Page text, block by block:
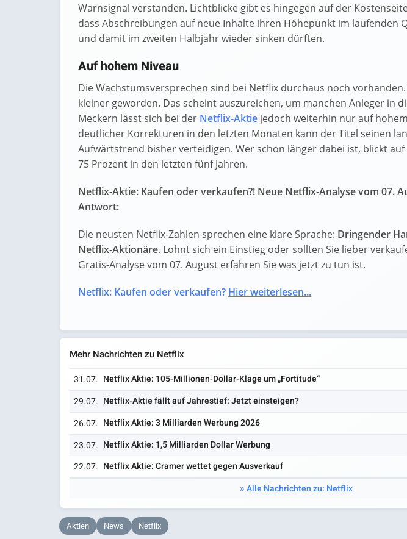
Warnsignal verstanden. Lichtblicke gibt es hingegen auf der
dass Abschreibungen auf neue Inhalte ihren Höhepunkt im laufenden
und damit im zweiten Halbjahr wieder sinken dürften.
Auf hohem Niveau
Die Wachstumsversprechen sind bei Netflix durchaus noch
kleiner geworden. Das scheint auszureichen, um manchen Anleger in
Meckern lässt sich bei der Netflix-Aktie jedoch weiterhin nur auf
deutlicher Korrekturen in den letzten Monaten kann der Titel seinen
Aufwärtstrend bisher verteidigen. Wer schon länger dabei ist, blickt
75 Prozent in den letzten fünf Jahren.
Netflix-Aktie: Kaufen oder verkaufen?! Neue Netflix-Analyse vom 07.
Antwort:
Die neusten Netflix-Zahlen sprechen eine klare Sprache: Dringender
Netflix-Aktionäre. Lohnt sich ein Einstieg oder sollten Sie lieber
Gratis-Analyse vom 07. August erfahren Sie was jetzt zu tun ist.
Netflix: Kaufen oder verkaufen? Hier weiterlesen...
Mehr Nachrichten zu Netflix
31.07. Netflix Aktie: 105-Millionen-Dollar-Klage um „Fortitude“
29.07. Netflix-Aktie fällt auf Jahrestief: Jetzt einsteigen?
26.07. Netflix Aktie: 3 Milliarden Werbung 2026
23.07. Netflix Aktie: 1,5 Milliarden Dollar Werbung
22.07. Netflix Aktie: Cramer wettet gegen Ausverkauf
Alle Nachrichten zu: Netflix
Aktien News Netflix